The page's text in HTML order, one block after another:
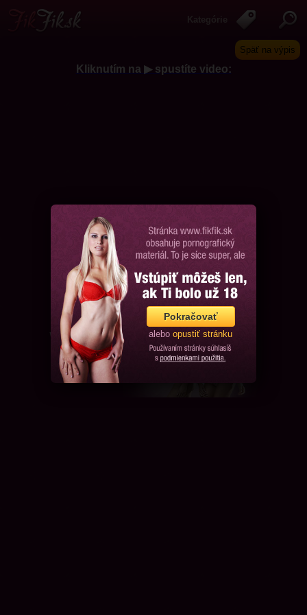
Späť na výpis
Kliknutím na ▶ spustíte video:
Chcem ďalšie videá, prosím
Pokračovať
alebo opustiť stránku